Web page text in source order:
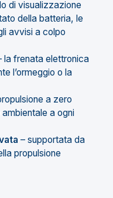
di visualizzazione
della batteria, le
avvisi a colpo
la frenata elettronica
l’ormeggio o la
a zero
a ogni
– supportata da
propulsione